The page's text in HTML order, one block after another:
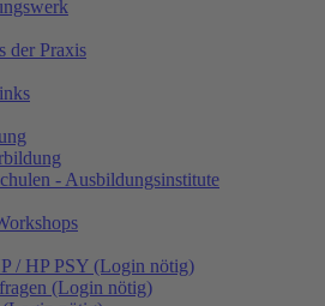
der Praxis
- Ausbildungsinstitute
/ HP PSY (Login nötig)
(Login nötig)